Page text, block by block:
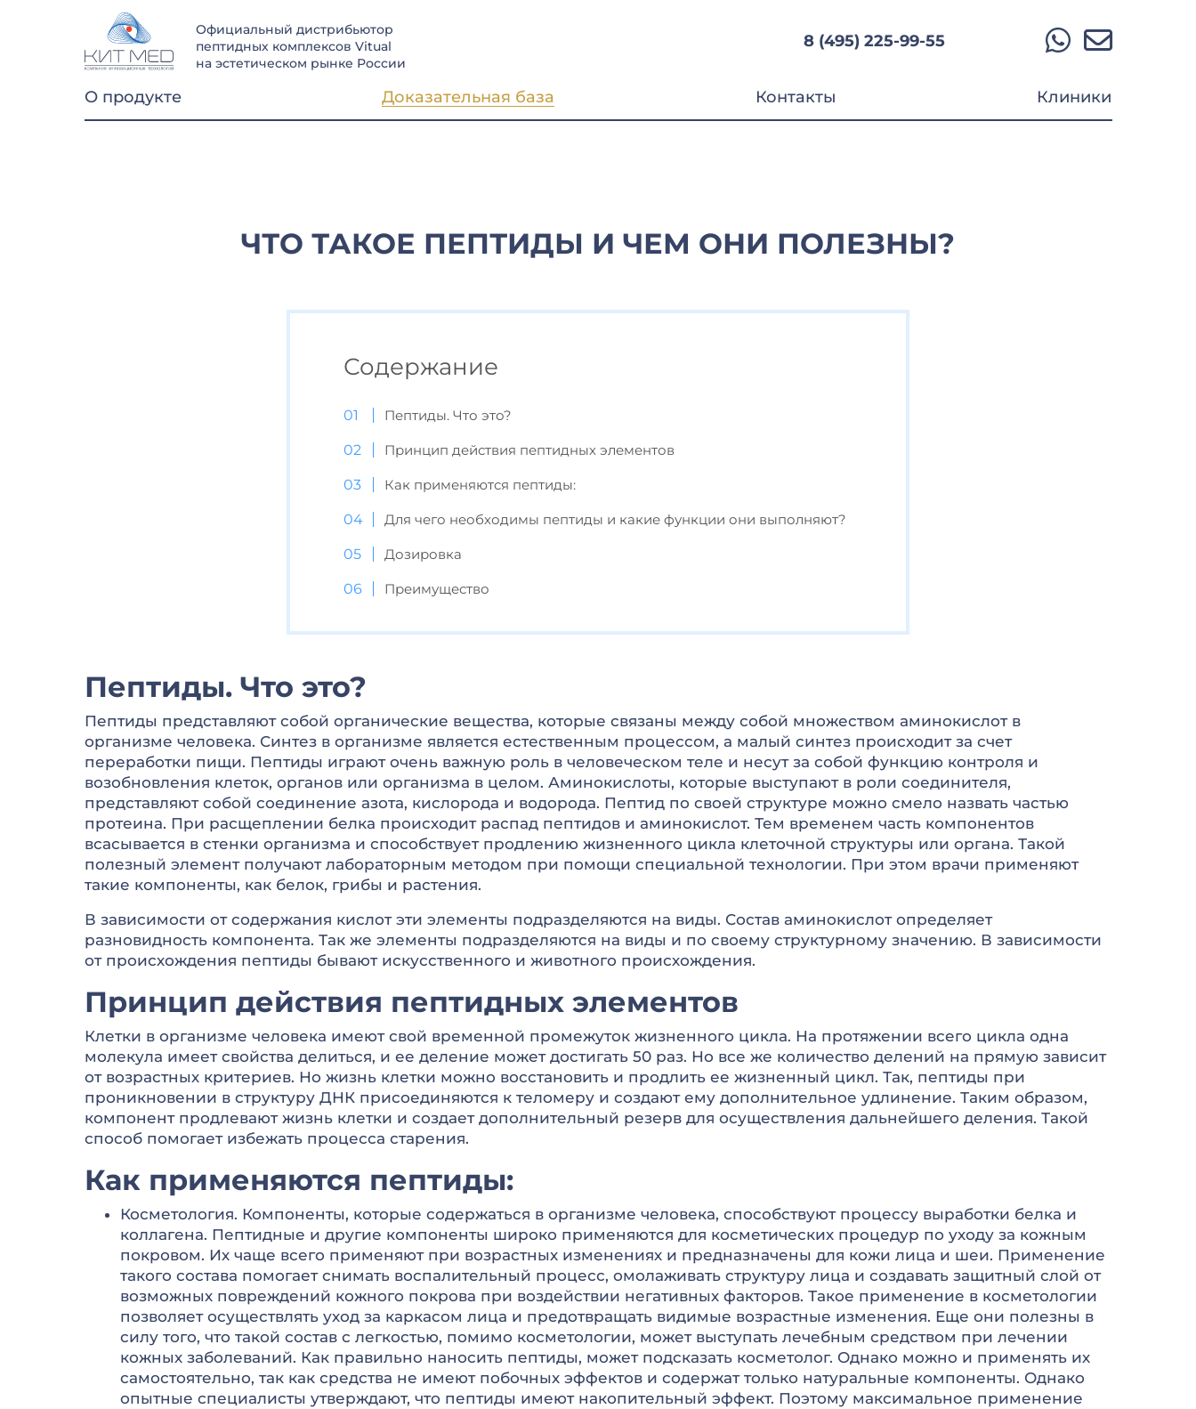
Официальный дистрибьютор
пептидных комплексов Vitual
на эстетическом рынке России
8 (495) 225-99-55
О продукте Доказательная база Контакты Клиники
ЧТО ТАКОЕ ПЕПТИДЫ И ЧЕМ ОНИ ПОЛЕЗНЫ?
Содержание
Пептиды. Что это?
Принцип действия пептидных элементов
Как применяются пептиды:
Для чего необходимы пептиды и какие функции они выполняют?
Дозировка
Преимущество
Пептиды. Что это?
Пептиды представляют собой органические вещества, которые связаны между собой множеством аминокислот в
организме человека. Синтез в организме является естественным процессом, а малый синтез происходит за счет
переработки пищи. Пептиды играют очень важную роль в человеческом теле и несут за собой функцию контроля и
возобновления клеток, органов или организма в целом. Аминокислоты, которые выступают в роли соединителя,
представляют собой соединение азота, кислорода и водорода. Пептид по своей структуре можно смело назвать частью
протеина. При расщеплении белка происходит распад пептидов и аминокислот. Тем временем часть компонентов
всасывается в стенки организма и способствует продлению жизненного цикла клеточной структуры или органа. Такой
полезный элемент получают лабораторным методом при помощи специальной технологии. При этом врачи применяют
такие компоненты, как белок, грибы и растения.
В зависимости от содержания кислот эти элементы подразделяются на виды. Состав аминокислот определяет
разновидность компонента. Так же элементы подразделяются на виды и по своему структурному значению. В зависимости
от происхождения пептиды бывают искусственного и животного происхождения.
Принцип действия пептидных элементов
Клетки в организме человека имеют свой временной промежуток жизненного цикла. На протяжении всего цикла одна
молекула имеет свойства делиться, и ее деление может достигать 50 раз. Но все же количество делений на прямую зависит
от возрастных критериев. Но жизнь клетки можно восстановить и продлить ее жизненный цикл. Так, пептиды при
проникновении в структуру ДНК присоединяются к теломеру и создают ему дополнительное удлинение. Таким образом,
компонент продлевают жизнь клетки и создает дополнительный резерв для осуществления дальнейшего деления. Такой
способ помогает избежать процесса старения.
Как применяются пептиды:
Косметология. Компоненты, которые содержаться в организме человека, способствуют процессу выработки белка и
коллагена. Пептидные и другие компоненты широко применяются для косметических процедур по уходу за кожным
покровом. Их чаще всего применяют при возрастных изменениях и предназначены для кожи лица и шеи. Применение
такого состава помогает снимать воспалительный процесс, омолаживать структуру лица и создавать защитный слой от
возможных повреждений кожного покрова при воздействии негативных факторов. Такое применение в косметологии
позволяет осуществлять уход за каркасом лица и предотвращать видимые возрастные изменения. Еще они полезны в
силу того, что такой состав с легкостью, помимо косметологии, может выступать лечебным средством при лечении
кожных заболеваний. Как правильно наносить пептиды, может подсказать косметолог. Однако можно и применять их
самостоятельно, так как средства не имеют побочных эффектов и содержат только натуральные компоненты. Однако
опытные специалисты утверждают, что пептиды имеют накопительный эффект. Поэтому максимальное применение